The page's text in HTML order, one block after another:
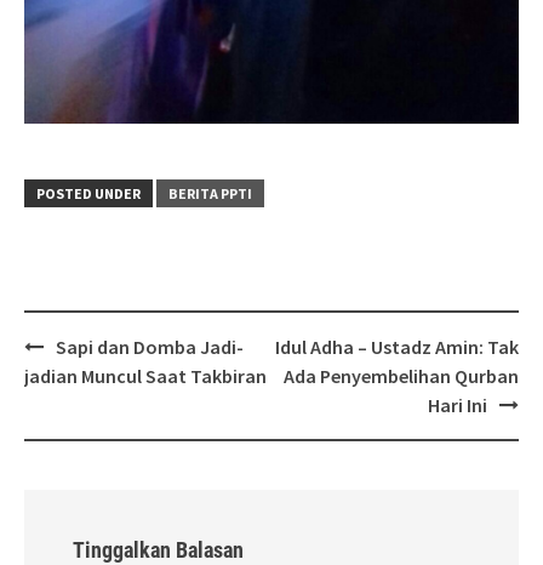
POSTED UNDER BERITA PPTI
Post
navigation
Sapi dan Domba Jadi-
jadian Muncul Saat Takbiran
Idul Adha – Ustadz Amin: Tak
Ada Penyembelihan Qurban
Hari Ini
Tinggalkan Balasan